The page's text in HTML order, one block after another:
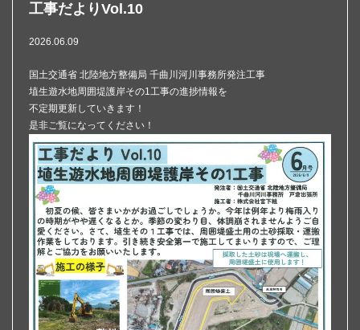
工事だよりVol.10
2026.06.09
国土交通省 北陸地方整備局 千曲川河川事務所発注工事
埴生遊水地周囲堤護岸その1工事の進捗情報を
不定期更新していきます！
是非ご覧になってください！